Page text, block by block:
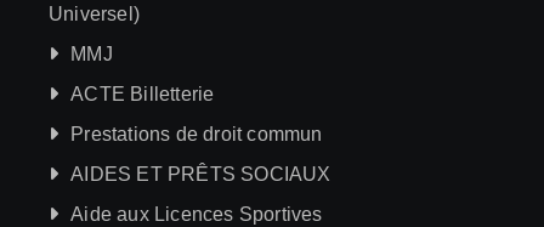
Universel)
MMJ
ACTE Billetterie
Prestations de droit commun
AIDES ET PRÊTS SOCIAUX
Aide aux Licences Sportives